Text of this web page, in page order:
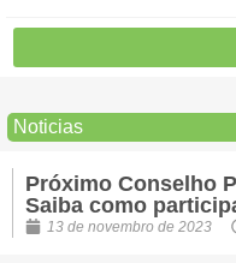
Noticias
Próximo Conselho
Saiba como
13 de novembro de 2023